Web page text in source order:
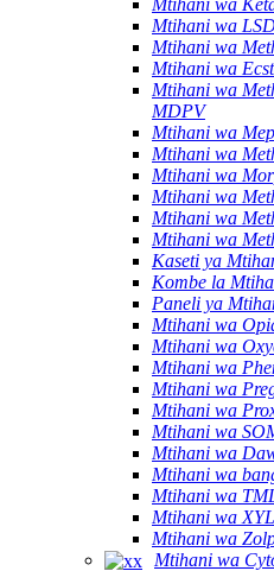
Mtihani wa
Mtihani wa
Mtihani wa
Mtihani wa
Mtihani wa
MDPV
Mtihani wa
Mtihani wa
Mtihani wa
Mtihani wa
Mtihani wa
Mtihani wa
Kaseti ya
Kombe la
Paneli ya
Mtihani wa
Mtihani wa
Mtihani wa
Mtihani wa
Mtihani wa
Mtihani wa
Mtihani wa
Mtihani wa
Mtihani wa
Mtihani wa
Mtihani wa
Mtihani wa